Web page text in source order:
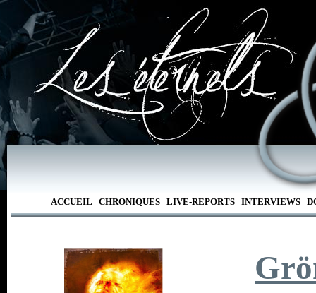
ACCUEIL CHRONIQUES LIVE-REPORTS INTERVIEWS